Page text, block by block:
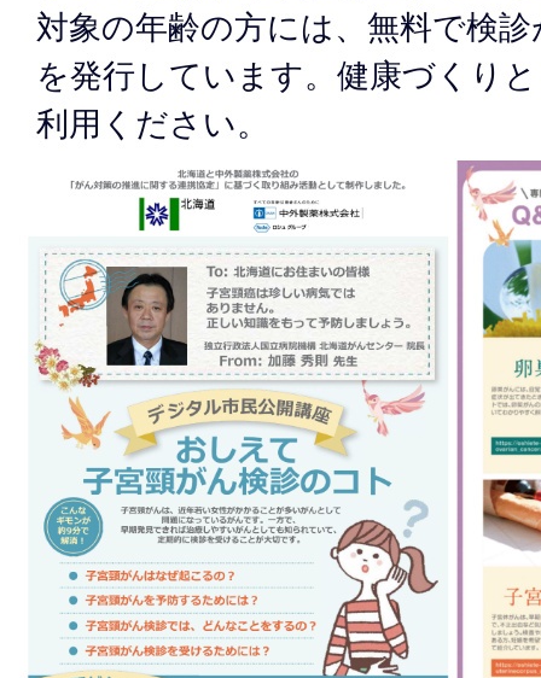
対象の年齢の方には、無料で検
を発行しています。健康づくり
利用ください。